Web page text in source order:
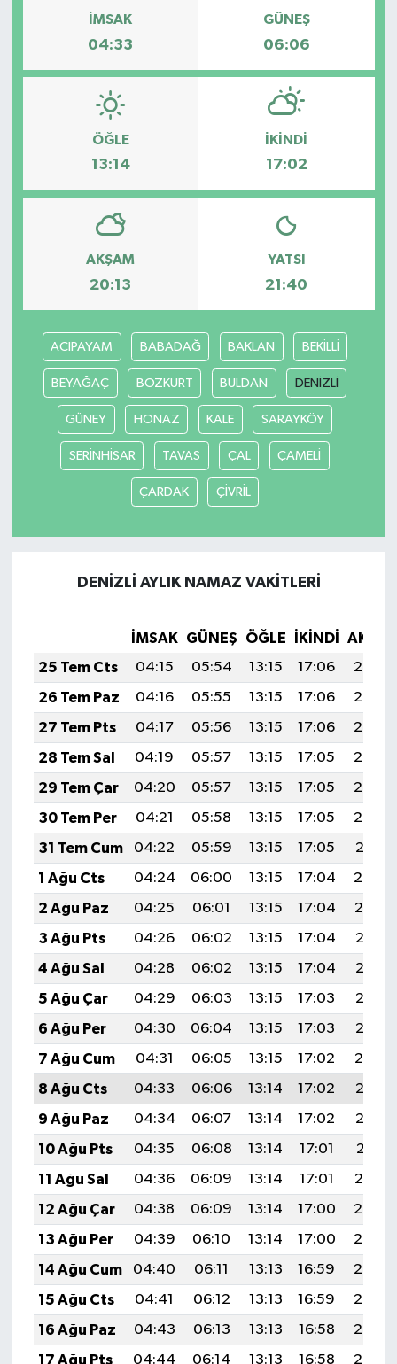
İMSAK
04:33
GÜNEŞ
06:06
ÖĞLE
13:14
İKINDI
17:02
AKŞAM
20:13
YATSI
21:40
ACIPAYAM BABADAĞ BAKLAN BEKİLLİ
BEYAĞAÇ BOZKURT BULDAN DENİZLİ
GÜNEY HONAZ KALE SARAYKÖY
SERİNHİSAR TAVAS ÇAL ÇAMELİ
ÇARDAK ÇİVRİL
DENİZLİ AYLIK NAMAZ VAKITLERI
İMSAK GÜNEŞ ÖĞLE İKINDI
25 Tem Cts
04:15 05:54 13:15 17:06
20:26
26 Tem Paz
04:16 05:55 13:15 17:06
20:26
27 Tem Pts
04:17 05:56 13:15 17:06
20:25
28 Tem Sal
04:19 05:57 13:15 17:05
20:24
29 Tem Çar
04:20 05:57 13:15 17:05
20:23
30 Tem Per
04:21 05:58 13:15 17:05
20:22
31 Tem Cum
04:22 05:59 13:15 17:05
20:21
1 Ağu Cts
04:24 06:00 13:15 17:04
20:20
2 Ağu Paz
04:25 06:01 13:15 17:04
20:19
3 Ağu Pts
04:26 06:02 13:15 17:04
20:18
4 Ağu Sal
04:28 06:02 13:15 17:04
20:17
5 Ağu Çar
04:29 06:03 13:15 17:03
20:16
6 Ağu Per
04:30 06:04 13:15 17:03
20:15
7 Ağu Cum
04:31 06:05 13:15 17:02
20:14
8 Ağu Cts
04:33 06:06 13:14 17:02
20:13
9 Ağu Paz
04:34 06:07 13:14 17:02
20:12
10 Ağu Pts
04:35 06:08 13:14 17:01
20:11
11 Ağu Sal
04:36 06:09 13:14 17:01
20:10
12 Ağu Çar
04:38 06:09 13:14 17:00
20:08
13 Ağu Per
04:39 06:10 13:14 17:00
20:07
14 Ağu Cum
04:40 06:11 13:13 16:59
20:06
15 Ağu Cts
04:41 06:12 13:13 16:59
20:05
16 Ağu Paz
04:43 06:13 13:13 16:58
20:03
17 Ağu Pts
04:44 06:14 13:13 16:58 20:02